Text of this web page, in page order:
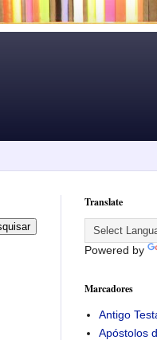
Translate
Powered by
Marcadores
Antigo
Apóstolos